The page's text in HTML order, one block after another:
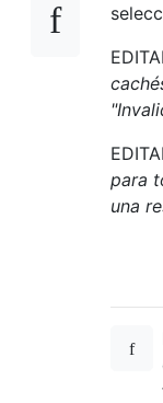
para
una